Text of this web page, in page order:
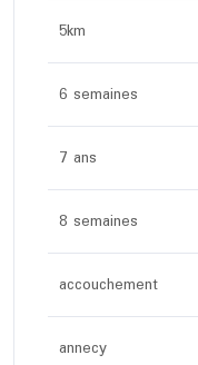
5km
6 semaines
7 ans
8 semaines
accouchement
annecy